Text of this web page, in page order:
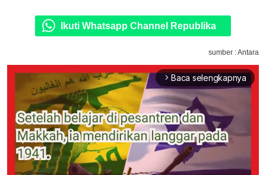
Ikuti Whatsapp Channel Republika
sumber : Antara
arrow_forward_ios Baca selengkapnya